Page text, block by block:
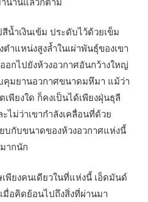
น้ำเงินเข้ม ประดับไว้ด้วยเข็ม
ำแหน่งสูงล้ำในเผ่าพันธุ์ของเขา
ออกไปยังห้วงอวกาศอันกว้างใหญ่
มยานอวกาศขนาดมหึมา แม้ว่า
พียงใด ก็คงเป็นได้เพียงฝุ่นธุลี
ไม่ว่าเขากำลังเคลื่อนที่ด้วย
บกับขนาดของห้วงอวกาศแห่งนี้
ากนัก
เพียงคนเดียวในที่แห่งนี้ เอ็ดมันด์
มื่อคิดย้อนไปถึงสิ่งที่ผ่านมา